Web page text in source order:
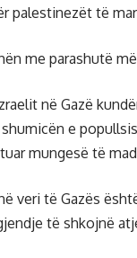
palestinezët të
me parashutë
në Gazë
e
mungesë të
veri të Gazës
të shkojnë